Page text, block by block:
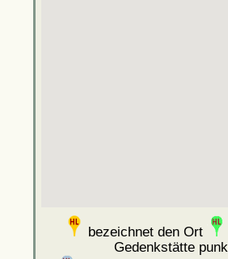
bezeichnet den Ort
Gedenkstätte